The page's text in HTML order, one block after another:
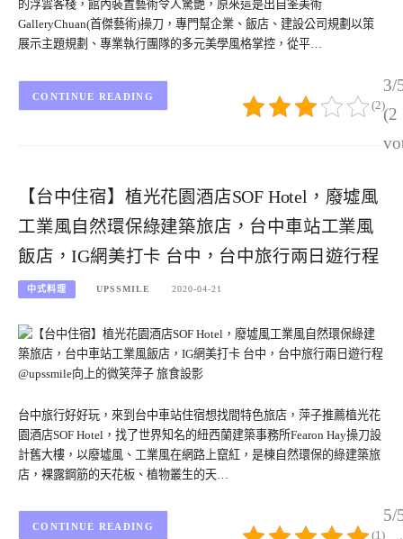
的浮雲客棧，館內裝置藝術令人驚艷，原來這是出自筌美術
GalleryChuan(首傑藝術)操刀，專門幫企業、飯店、建設公司規劃以策
展示主題規劃、專業執行團隊的多元美學風格掌控，從平…
3/
(2
(2)
CONTINUE READING
【台中住宿】植光花園酒店SOF Hotel，廢墟風
工業風自然環保綠建築旅店，台中車站工業風
飯店，IG網美打卡 台中，台中旅行兩日遊行程
中式料理 UPSSMILE 2020-04-21
台中旅行好好玩，來到台中車站住宿想找間特色旅店，萍子推薦植光花
園酒店SOF Hotel，找了世界知名的紐西蘭建築事務所Fearon Hay操刀設
計舊大樓，以廢墟風、工業風在網路上竄紅，是棟自然環保的綠建築旅
店，裸露鋼筋的天花板、植物叢生的天…
5/
(1)
CONTINUE READING